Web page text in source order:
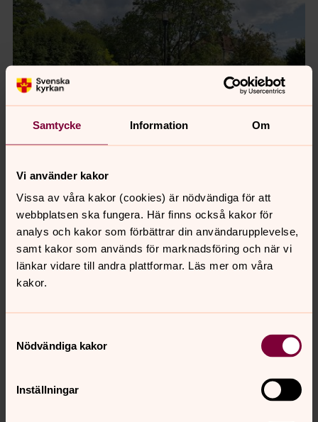
Samtycke Information Om
Vi använder kakor
Vissa av våra kakor (cookies) är nödvändiga för att
webbplatsen ska fungera. Här finns också kakor för
analys och kakor som förbättrar din användarupplevelse,
samt kakor som används för marknadsföring och när vi
länkar vidare till andra plattformar. Läs mer om våra
kakor.
Nödvändiga kakor
Inställningar
Askgravlund
Senast ändrad 9 februari 2021
innehåll?